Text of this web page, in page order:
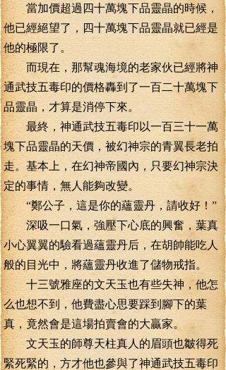
當加價超過四十萬塊下品靈晶的時候，
他已經絕望了，四十萬塊下品靈晶就已經是
他的極限了。
而現在，那幫魂海境的老家伙已經將神
通武技五毒印的價格轟到了一百二十萬塊下
品靈晶，才算是消停下來。
最終，神通武技五毒印以一百三十一萬
塊下品靈晶的天價，被幻神宗的青翼長老拍
走。基本上，在幻神帝國內，只要幻神宗決
定的事情，無人能夠改變。
“鄭公子，這是你的蘊靈丹，請收好！”
深吸一口氣，強壓下心底的興奮，葉真
小心翼翼的驗看過蘊靈丹后，在胡帥能吃人
般的目光中，將蘊靈丹收進了儲物戒指。
十三號雅座的文天玉也有些失神，他怎
么也想不到，他費盡心思要踩到腳下的葉
真，竟然會是這場拍賣會的大贏家。
文天玉的師尊天柱真人的眉頭也皺得死
緊死緊的，方才他也參與了神通武技五毒印